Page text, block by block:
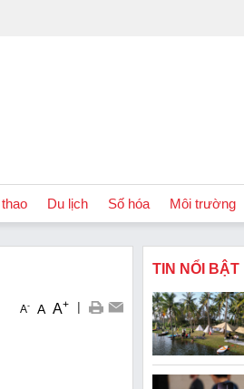
Du lịch Số hóa Môi trường
A- A A+ |
TIN NỔI BẬT